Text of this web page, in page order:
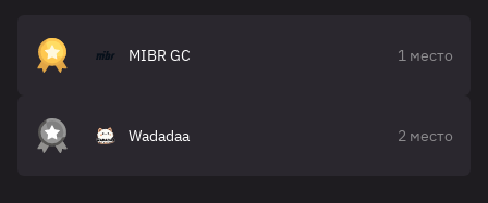
MIBR GC 1 место
Wadadaa 2 место